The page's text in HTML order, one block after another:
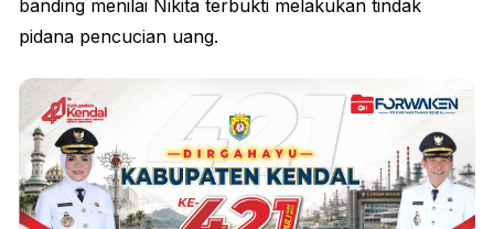
banding menilai Nikita terbukti melakukan tindak
pidana pencucian uang.